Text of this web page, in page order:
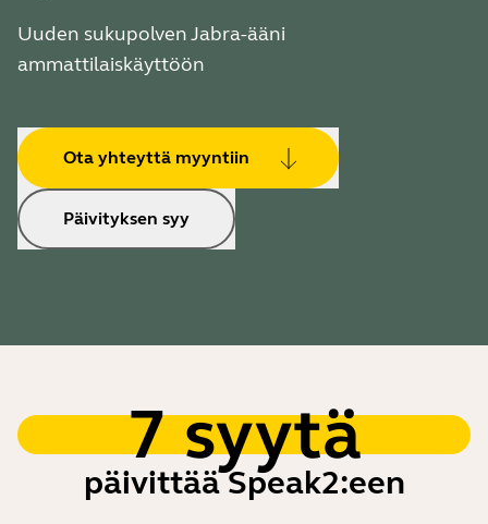
Uuden sukupolven Jabra-ääni
ammattilaiskäyttöön
Ota yhteyttä myyntiin
Päivityksen syy
7 syytä
päivittää Speak2:een